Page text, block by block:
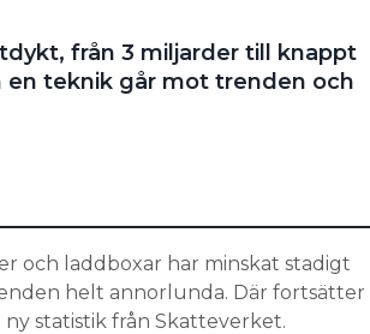
från 3 miljarder till knappt
en teknik går mot trenden och
och laddboxar har minskat stadigt
helt annorlunda. Där fortsätter
statistik från Skatteverket.